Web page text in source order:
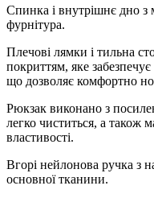
Спинка і внутрішнє дно з
фурнітура.
Плечові лямки і тильна
покриттям, яке
що дозволяє комфортно
Рюкзак виконано з
легко чиститься, а також
властивості.
Вгорi нейлонова ручка з
основної тканини.